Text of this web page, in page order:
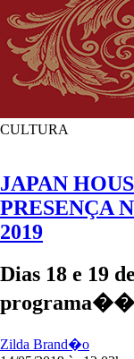
CULTURA
JAPAN
PRESENÇA
2019
Dias 18 e 19
Zilda Brand�o